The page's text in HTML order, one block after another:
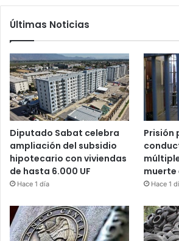
Últimas Noticias
Diputado Sabat celebra
ampliación del subsidio
hipotecario con viviendas
de hasta 6.000 UF
Hace 1 día
Prisión
muerte
Hace 1